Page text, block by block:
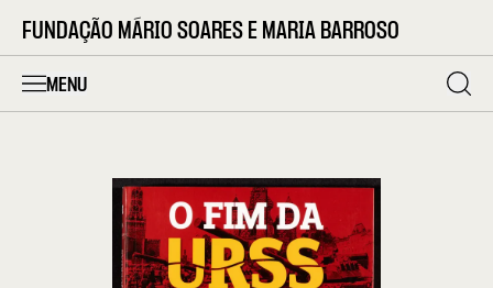
FUNDAÇÃO MÁRIO SOARES E MARIA BARROSO
MENU